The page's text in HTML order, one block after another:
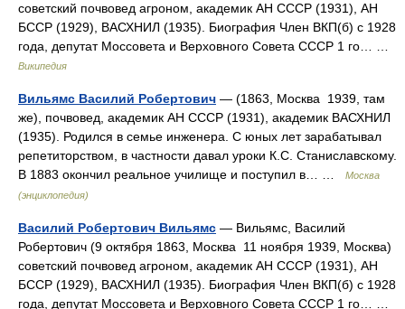
советский почвовед агроном, академик АН СССР (1931), АН
БССР (1929), ВАСХНИЛ (1935). Биография Член ВКП(б) с 1928
года, депутат Моссовета и Верховного Совета СССР 1 го… …
Википедия
Вильямс Василий Робертович — (1863, Москва 1939, там
же), почвовед, академик АН СССР (1931), академик ВАСХНИЛ
(1935). Родился в семье инженера. С юных лет зарабатывал
репетиторством, в частности давал уроки К.С. Станиславскому.
В 1883 окончил реальное училище и поступил в… …
Москва
(энциклопедия)
Василий Робертович Вильямс — Вильямс, Василий
Робертович (9 октября 1863, Москва 11 ноября 1939, Москва)
советский почвовед агроном, академик АН СССР (1931), АН
БССР (1929), ВАСХНИЛ (1935). Биография Член ВКП(б) с 1928
года, депутат Моссовета и Верховного Совета СССР 1 го… …